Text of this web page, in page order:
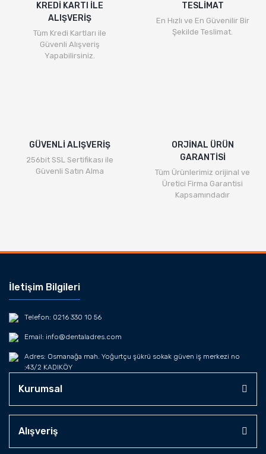
KREDİ KARTI İLE
ALIŞVERİŞ
Tüm Kredi Kartları ile
Güvenli Alışveriş
Yapabilirsiniz.
TESLİMAT
En Hızlı ve En Güvenilir Bir
Şekilde Teslimat.
GÜVENLİ ALIŞVERİŞ
256bit SSL Sertifikası ile
Güvenli Satın Alma
ORJİNAL ÜRÜN
GARANTİSİ
Tüm Ürünlerimiz orijinal ve
Üretici Firma Garantisi
Kapsamındadır
İletişim Bilgileri
Telefon: 0216 330 10 56
Email: info@dentaladres.com
Adres: Osmanağa mah. Yoğurtçu şükrü sokak güven iş merkezi no
:43/2 KADIKÖY
Kurumsal
Alışveriş